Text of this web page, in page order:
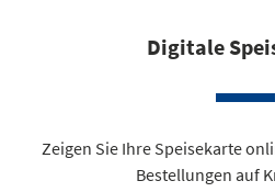
Digitale
Zeigen Sie Ihre Speisekarte
Bestellungen auf